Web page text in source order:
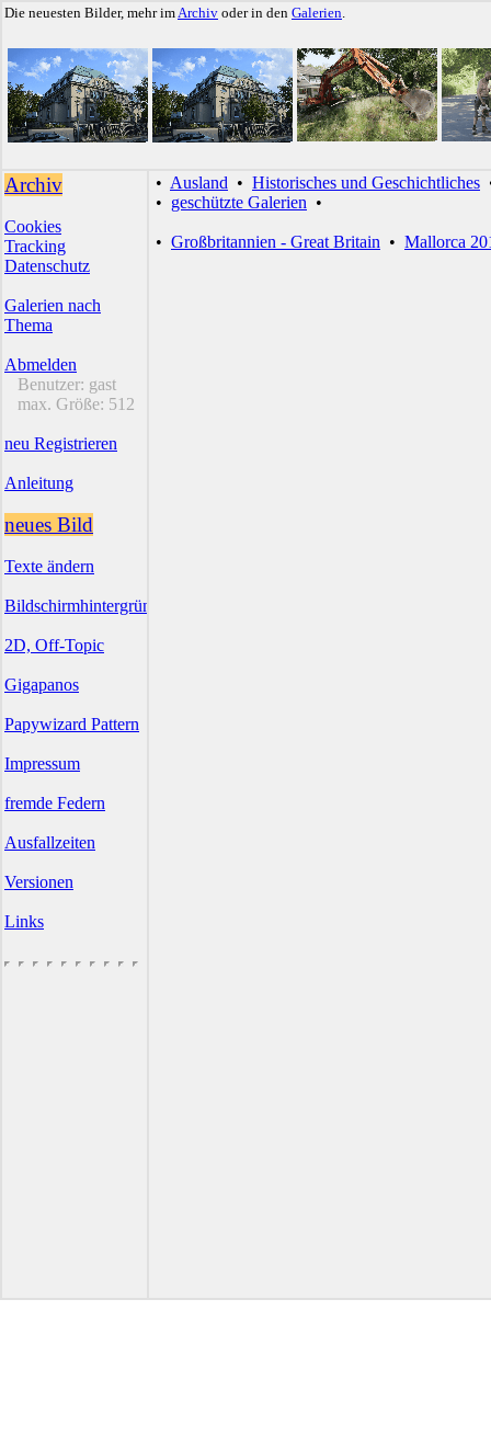
Die neuesten Bilder, mehr imArchiv oder in den Galerien.
Archiv
Cookies
Tracking
Datenschutz
Galerien nach
Thema
Abmelden
Benutzer: gast
max. Größe: 512
neu Registrieren
Anleitung
neues Bild
Texte ändern
Bildschirmhintergründe
2D, Off-Topic
Gigapanos
Papywizard Pattern
Impressum
fremde Federn
Ausfallzeiten
Versionen
Links
• Ausland • Historisches und Geschichtliches
• geschützte Galerien •
• Großbritannien - Great Britain • Mallorca